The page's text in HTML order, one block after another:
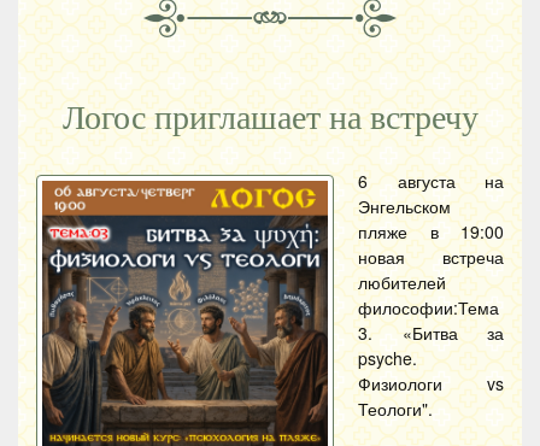
Логос приглашает на встречу
6 августа на
Энгельском
пляже в 19:00
новая встреча
любителей
философии:Тема
3. «Битва за
psyche.
Физиологи vs
Теологи".